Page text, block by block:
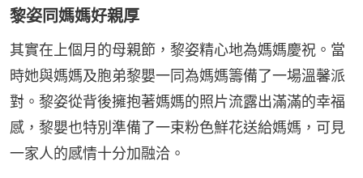
黎姿同媽媽好親厚
其實在上個月的母親節，黎姿精心地為媽媽慶祝。當
時她與媽媽及胞弟黎嬰一同為媽媽籌備了一場溫馨派
對。黎姿從背後擁抱著媽媽的照片流露出滿滿的幸福
感，黎嬰也特別準備了一束粉色鮮花送給媽媽，可見
一家人的感情十分加融洽。